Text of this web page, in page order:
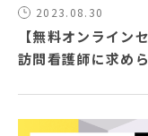
お問合せ
2023.08.30
【無料オンライン
訪問看護師に求め